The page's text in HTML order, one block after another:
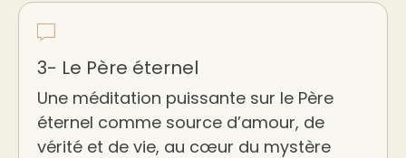
3- Le Père éternel
Une méditation puissante sur le Père
éternel comme source d’amour, de
vérité et de vie, au cœur du mystère